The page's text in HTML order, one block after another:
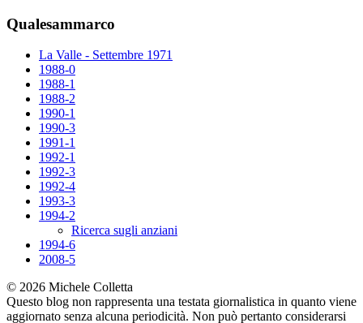
Qualesammarco
La Valle - Settembre 1971
1988-0
1988-1
1988-2
1990-1
1990-3
1991-1
1992-1
1992-3
1992-4
1993-3
1994-2
Ricerca sugli anziani
1994-6
2008-5
© 2026 Michele Colletta
Questo blog non rappresenta una testata giornalistica in quanto viene
aggiornato senza alcuna periodicità. Non può pertanto considerarsi